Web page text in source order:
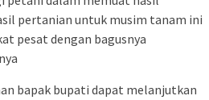
pertanian untuk musim tanam ini
pesat dengan bagusnya
bapak bupati dapat melanjutkan